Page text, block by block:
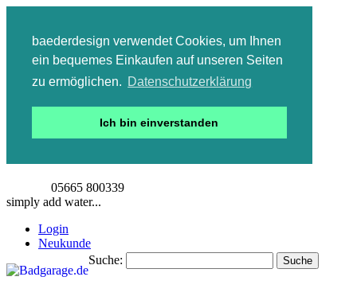
baederdesign verwendet Cookies, um Ihnen
ein bequemes Einkaufen auf unseren Seiten
zu ermöglichen. Datenschutzerklärung
Ich bin einverstanden
05665 800339
simply add water...
Login
Neukunde
Suche:
Suche